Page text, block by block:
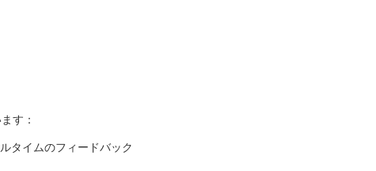
す：
タイムのフィードバック